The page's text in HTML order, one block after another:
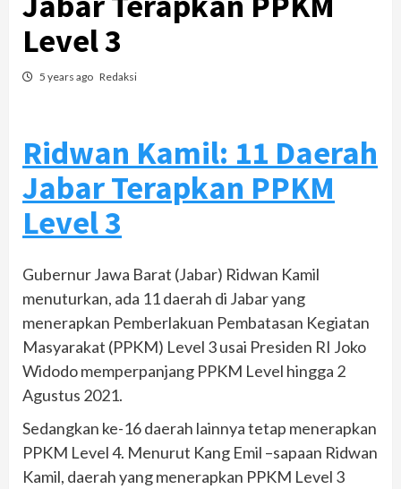
Level 3
5 years ago Redaksi
Ridwan Kamil: 11 Daerah
Jabar Terapkan PPKM
Level 3
Gubernur Jawa Barat (Jabar) Ridwan Kamil
menuturkan, ada 11 daerah di Jabar yang
menerapkan Pemberlakuan Pembatasan Kegiatan
Masyarakat (PPKM) Level 3 usai Presiden RI Joko
Widodo memperpanjang PPKM Level hingga 2
Agustus 2021.
Sedangkan ke-16 daerah lainnya tetap menerapkan
PPKM Level 4. Menurut Kang Emil –sapaan Ridwan
Kamil, daerah yang menerapkan PPKM Level 3